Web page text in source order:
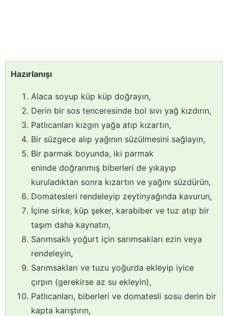
Hazırlanışı
Alaca soyup küp küp doğrayın,
Derin bir sos tenceresinde bol sıvı yağ kızdırın,
Patlıcanları kızgın yağa atıp kızartın,
Bir süzgece alıp yağının süzülmesini sağlayın,
Bir parmak boyunda, iki parmak
eninde doğranmış biberleri de yıkayıp
kuruladıktan sonra kızartın ve yağını süzdürün,
Domatesleri rendeleyip zeytinyağında kavurun,
İçine sirke, küp şeker, karabiber ve tuz atıp bir
taşım daha kaynatın,
Sarımsaklı yoğurt için sarımsakları ezin veya
rendeleyin,
Sarımsakları ve tuzu yoğurda ekleyip iyice
çırpın (gerekirse az su ekleyin),
Patlıcanları, biberleri ve domatesli sosu derin bir
kapta karıştırın,